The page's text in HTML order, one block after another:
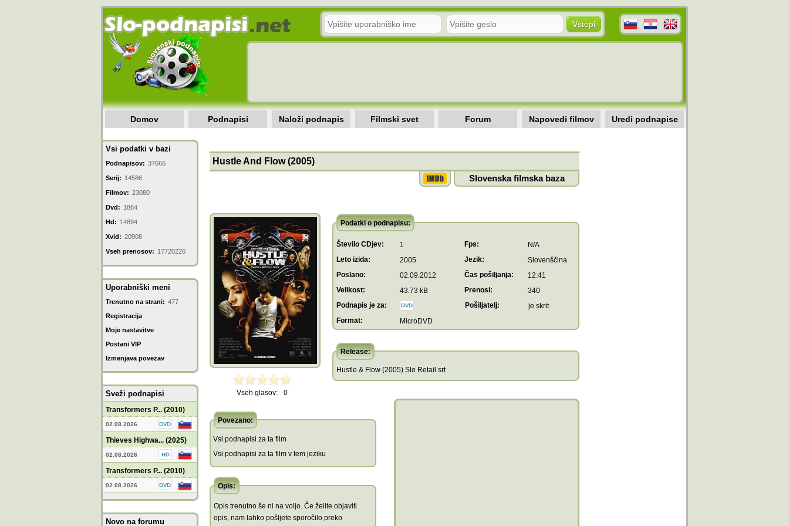
Domov Podnapisi Naloži podnapis Filmski svet Forum Napovedi filmov Uredi podnapise
Vsi podatki v bazi
Podnapisov: 37666
Serij: 14586
Filmov: 23080
Dvd: 1864
Hd: 14894
Xvid: 20908
Vseh prenosov: 17720226
Uporabniški meni
Trenutno na strani: 477
Registracija
Moje nastavitve
Postani VIP
Izmenjava povezav
Sveži podnapisi
Transformers P... (2010)
02.08.2026
Thieves Highwa... (2025)
02.08.2026
Transformers P... (2010)
02.08.2026
Novo na forumu
Hustle And Flow (2005)
Slovenska filmska baza
Vseh glasov: 0
Podatki o podnapisu:
Število CDjev: 1 Fps:
N/A
Leto izida:
2005 Jezik:
Slovenščina
Poslano:
02.09.2012 Čas pošiljanja:
12:41
Velikost:
43.73 kB Prenosi:
340
Podnapis je za:
Pošiljatelj:
je skrit
Format:
MicroDVD
Release:
Hustle & Flow (2005) Slo Retail.srt
Povezano:
Vsi podnapisi za ta film
Vsi podnapisi za ta film v tem jeziku
Opis:
Opis trenutno še ni na voljo. Če želite objaviti
opis, nam lahko pošljete sporočilo preko